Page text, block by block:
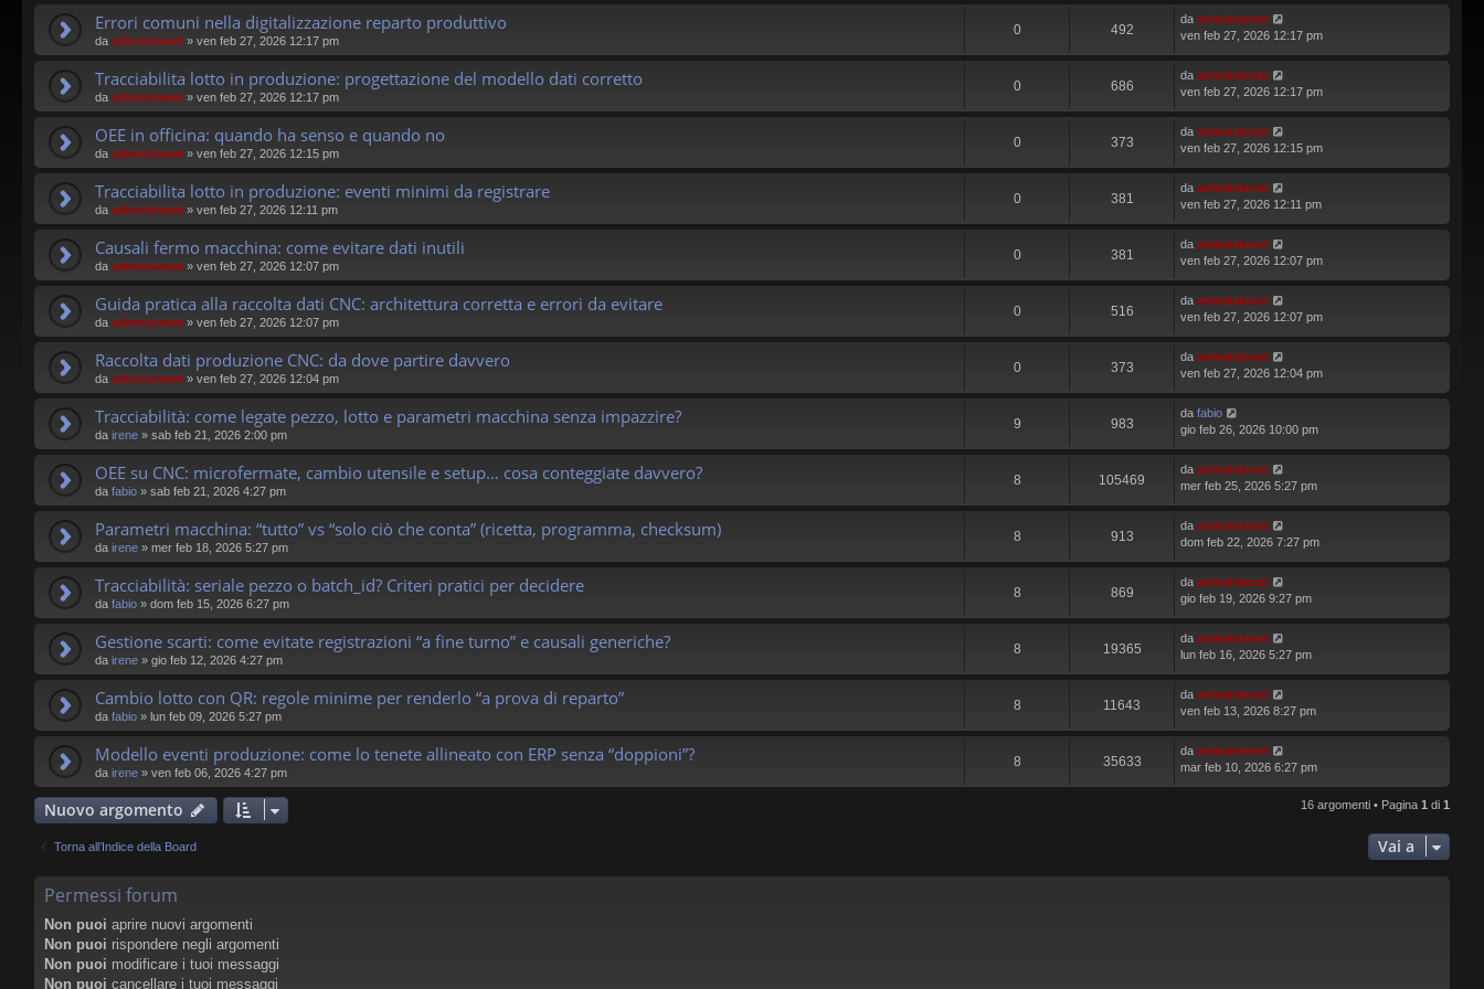
Errori comuni nella digitalizzazione reparto produttivo
da admsistenet » ven feb 27, 2026 12:17 pm
0 492
da admsistenet
ven feb 27, 2026 12:17 pm
Tracciabilita lotto in produzione: progettazione del modello dati corretto
da admsistenet » ven feb 27, 2026 12:17 pm
0 686
da admsistenet
ven feb 27, 2026 12:17 pm
OEE in officina: quando ha senso e quando no
da admsistenet » ven feb 27, 2026 12:15 pm
0 373
da admsistenet
ven feb 27, 2026 12:15 pm
Tracciabilita lotto in produzione: eventi minimi da registrare
da admsistenet » ven feb 27, 2026 12:11 pm
0 381
da admsistenet
ven feb 27, 2026 12:11 pm
Causali fermo macchina: come evitare dati inutili
da admsistenet » ven feb 27, 2026 12:07 pm
0 381
da admsistenet
ven feb 27, 2026 12:07 pm
Guida pratica alla raccolta dati CNC: architettura corretta e errori da evitare
da admsistenet » ven feb 27, 2026 12:07 pm
0 516
da admsistenet
ven feb 27, 2026 12:07 pm
Raccolta dati produzione CNC: da dove partire davvero
da admsistenet » ven feb 27, 2026 12:04 pm
0 373
da admsistenet
ven feb 27, 2026 12:04 pm
Tracciabilità: come legate pezzo, lotto e parametri macchina senza impazzire?
da irene » sab feb 21, 2026 2:00 pm
9 983
da fabio
gio feb 26, 2026 10:00 pm
OEE su CNC: microfermate, cambio utensile e setup… cosa conteggiate davvero?
da fabio » sab feb 21, 2026 4:27 pm
8 105469
da admsistenet
mer feb 25, 2026 5:27 pm
Parametri macchina: “tutto” vs “solo ciò che conta” (ricetta, programma, checksum)
da irene » mer feb 18, 2026 5:27 pm
8 913
da admsistenet
dom feb 22, 2026 7:27 pm
Tracciabilità: seriale pezzo o batch_id? Criteri pratici per decidere
da fabio » dom feb 15, 2026 6:27 pm
8 869
da admsistenet
gio feb 19, 2026 9:27 pm
Gestione scarti: come evitate registrazioni “a fine turno” e causali generiche?
da irene » gio feb 12, 2026 4:27 pm
8 19365
da admsistenet
lun feb 16, 2026 5:27 pm
Cambio lotto con QR: regole minime per renderlo “a prova di reparto”
da fabio » lun feb 09, 2026 5:27 pm
8 11643
da admsistenet
ven feb 13, 2026 8:27 pm
Modello eventi produzione: come lo tenete allineato con ERP senza “doppioni”?
da irene » ven feb 06, 2026 4:27 pm
8 35633
da admsistenet
mar feb 10, 2026 6:27 pm
Nuovo argomento 16 argomenti • Pagina 1 di 1
Torna all’Indice della Board Vai a
Permessi forum
Non puoi aprire nuovi argomenti
Non puoi rispondere negli argomenti
Non puoi modificare i tuoi messaggi
Non puoi cancellare i tuoi messaggi